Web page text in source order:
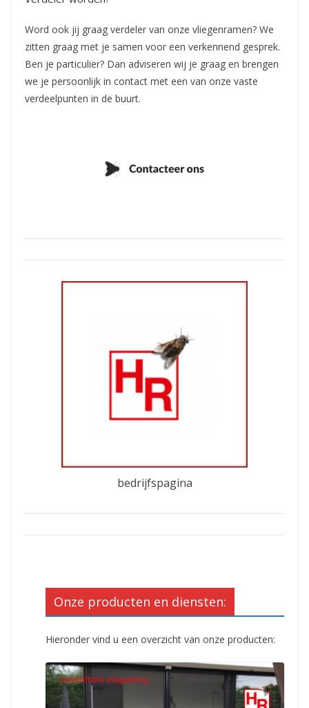
Word ook jij graag verdeler van onze vliegenramen? We
zitten graag met je samen voor een verkennend gesprek.
Ben je particulier? Dan adviseren wij je graag en brengen
we je persoonlijk in contact met een van onze vaste
verdeelpunten in de buurt.
bedrijfspagina
Onze producten en diensten:
Hieronder vind u een overzicht van onze producten: